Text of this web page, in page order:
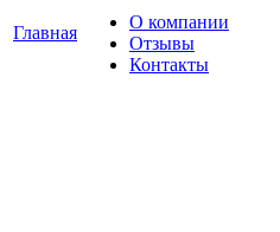
Главная
О компании
Отзывы
Контакты